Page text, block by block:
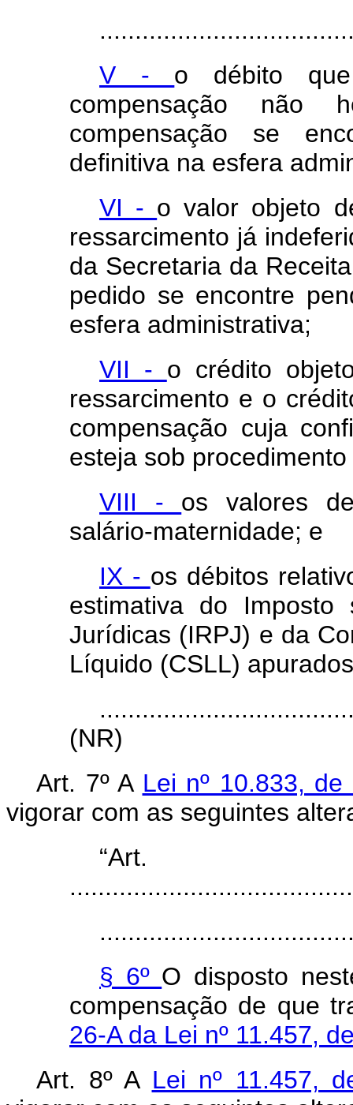
V - o débito
compensação não
compensação se
definitiva na esfera
VI - o valor objeto
ressarcimento já
da Secretaria da
pedido se encontre
esfera administrativa;
VII - o crédito
ressarcimento e o
compensação cuja
esteja sob
VIII - os valores
salário-maternidade; e
IX - os débitos
estimativa do
Jurídicas (IRPJ) e da
Líquido (CSLL)
(NR)
Art. 7º A Lei nº 10.833,
vigorar com as seguintes
§ 6º O disposto
compensação de que
26-A da Lei nº 11.457,
Art. 8º A Lei nº 11.457,